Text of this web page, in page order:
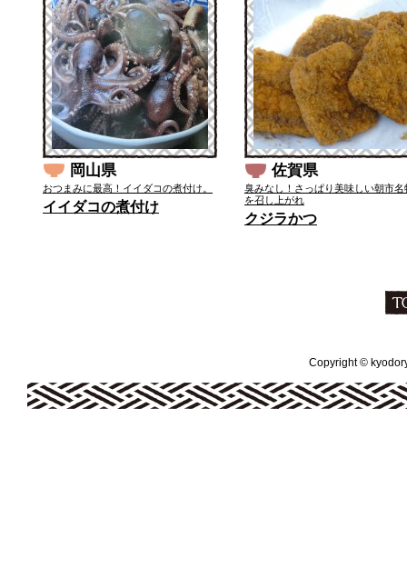
岡山県
おつまみに最高！イイダコの煮付け。
イイダコの煮付け
佐賀県
臭みなし！さっぱり美味しい朝市名
を召し上がれ
クジラかつ
Copyright ©